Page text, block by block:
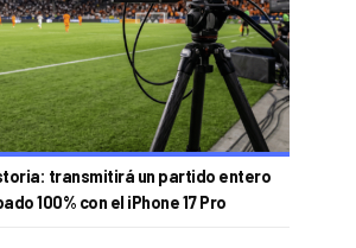
transmitirá un partido entero
100% con el iPhone 17 Pro